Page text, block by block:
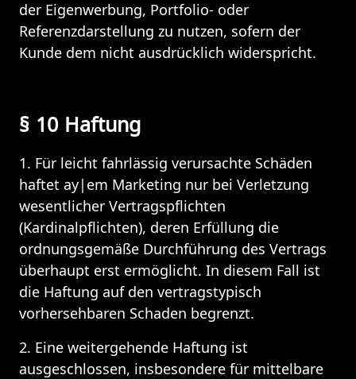
der Eigenwerbung, Portfolio- oder
Referenzdarstellung zu nutzen, sofern der
Kunde dem nicht ausdrücklich widerspricht.
§ 10 Haftung
1. Für leicht fahrlässig verursachte Schäden
haftet ay|em Marketing nur bei Verletzung
wesentlicher Vertragspflichten
(Kardinalpflichten), deren Erfüllung die
ordnungsgemäße Durchführung des Vertrags
überhaupt erst ermöglicht. In diesem Fall ist
die Haftung auf den vertragstypisch
vorhersehbaren Schaden begrenzt.
2. Eine weitergehende Haftung ist
ausgeschlossen, insbesondere für mittelbare